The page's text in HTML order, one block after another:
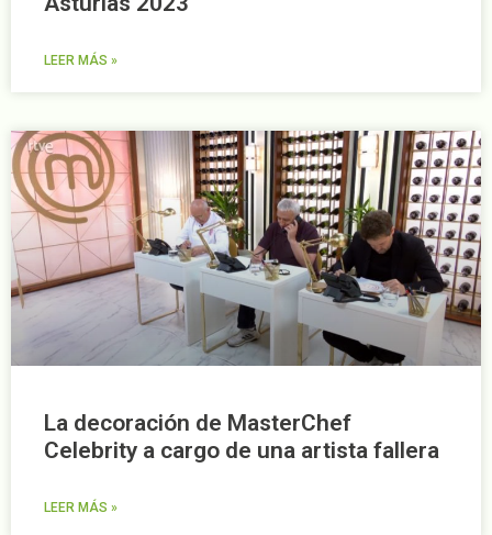
LEER MÁS »
La decoración de MasterChef
Celebrity a cargo de una artista fallera
LEER MÁS »